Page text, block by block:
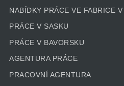
NABÍDKY PRÁCE VE FABRICE
PRÁCE V SASKU
PRÁCE V BAVORSKU
AGENTURA PRÁCE
PRACOVNÍ AGENTURA